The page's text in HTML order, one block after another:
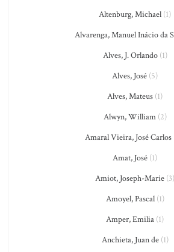
Altenburg, Michael (1)
Alvarenga, Manuel Inácio da
Alves, J. Orlando(1)
Alves, José (5)
Alves, Mateus (1)
Alwyn, William(2)
Amaral Vieira, José Carlos
Amat, José (1)
Amiot, Joseph-Marie (3)
Amoyel, Pascal(1)
Amper, Emilia (1)
Anchieta, Juan de(1)